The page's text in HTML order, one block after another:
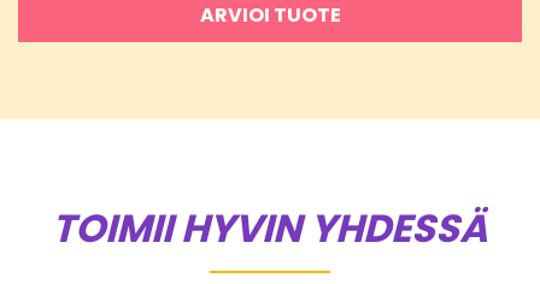
ARVIOI TUOTE
TOIMII HYVIN YHDESSÄ